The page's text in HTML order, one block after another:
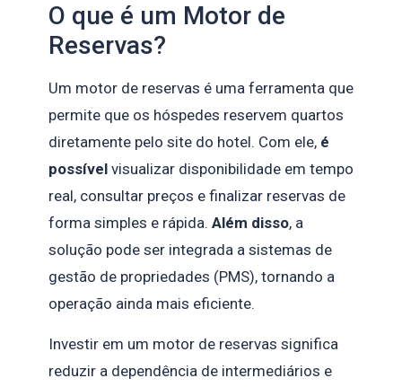
O que é um Motor de
Reservas?
Um motor de reservas é uma ferramenta que
permite que os hóspedes reservem quartos
diretamente pelo site do hotel. Com ele, é
possível visualizar disponibilidade em tempo
real, consultar preços e finalizar reservas de
forma simples e rápida. Além disso, a
solução pode ser integrada a sistemas de
gestão de propriedades (PMS), tornando a
operação ainda mais eficiente.
Investir em um motor de reservas significa
reduzir a dependência de intermediários e